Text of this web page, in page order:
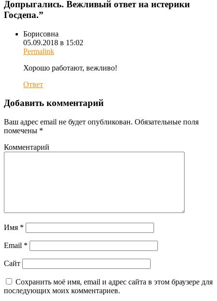
Допрыгались. Вежливый ответ на истерики
Госдепа.”
Борисовна
05.09.2018 в 15:02
Permalink
Хорошо работают, вежливо!
Ответ
Добавить комментарий
Ваш адрес email не будет опубликован. Обязательные поля
помечены *
Комментарий
Имя *
Email *
Сайт
Сохранить моё имя, email и адрес сайта в этом браузере для
последующих моих комментариев.